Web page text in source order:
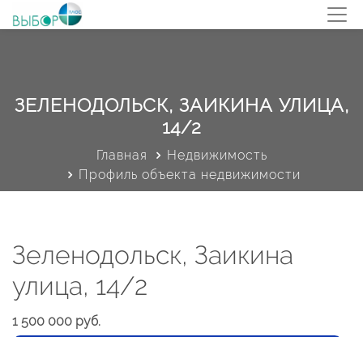
ЗЕЛЕНОДОЛЬСК, ЗАИКИНА УЛИЦА,
14/2
Главная
Недвижимость
Профиль объекта недвижимости
Зеленодольск, Заикина
улица, 14/2
1 500 000 руб.